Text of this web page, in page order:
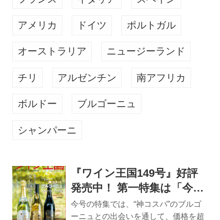
アメリカ ドイツ ポルトガル
オーストラリア ニュージーランド
チリ アルゼンチン 南アフリカ
ボルドー ブルゴーニュ
シャンパーニ
『ワイン王国149号』好評
発売中！ 第一特集は「今、
飲むべき“神コスパ”ブルゴ
ーニュ」
今号の特集では、“神コスパ”のブルゴ
ーニュとの出会いを通して、価格を超